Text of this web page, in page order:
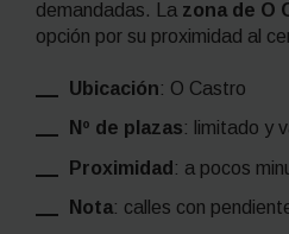
demandadas. La zona de O
opción por su proximidad al
Ubicación: O Castro
Nº de plazas: limitado y
Proximidad : a pocos
Nota: calles con